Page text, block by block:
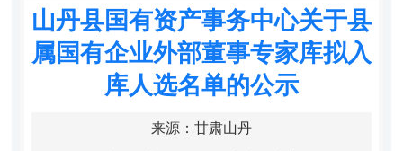
山丹县国有资产事务中心关于县
属国有企业外部董事专家库拟入
库人选名单的公示
来源：甘肃山丹